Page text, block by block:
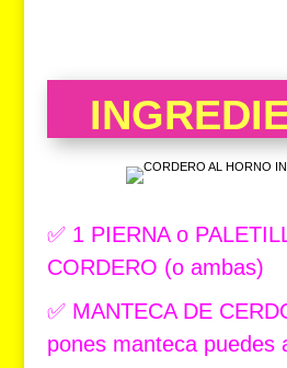
✅ 1 PIERNA o
CORDERO (o ambas)
✅ MANTECA DE
pones manteca puedes